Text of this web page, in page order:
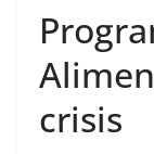
crisis